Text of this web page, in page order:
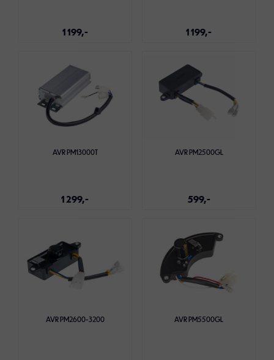
1 199,-
Legg i handlekurven
1 199,-
Legg i handlekurven
AVR PM13000T
1 299,-
Legg i handlekurven
AVR PM2500GL
599,-
Legg i handlekurven
AVR PM2600-3200 AVR PM5500GL